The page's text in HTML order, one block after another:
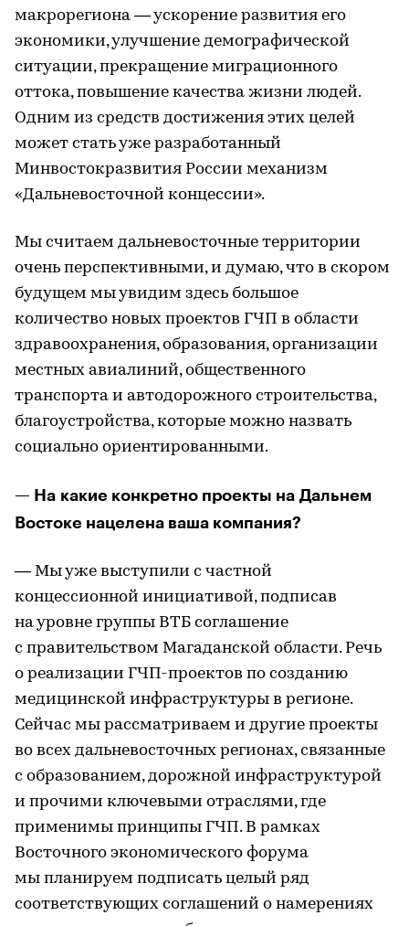
макрорегиона — ускорение развития его
экономики, улучшение демографической
ситуации, прекращение миграционного
оттока, повышение качества жизни людей.
Одним из средств достижения этих целей
может стать уже разработанный
Минвостокразвития России механизм
«Дальневосточной концессии».
Мы считаем дальневосточные территории
очень перспективными, и думаю, что в скором
будущем мы увидим здесь большое
количество новых проектов ГЧП в области
здравоохранения, образования, организации
местных авиалиний, общественного
транспорта и автодорожного строительства,
благоустройства, которые можно назвать
социально ориентированными.
— На какие конкретно проекты на Дальнем
Востоке нацелена ваша компания?
— Мы уже выступили с частной
концессионной инициативой, подписав
на уровне группы ВТБ соглашение
с правительством Магаданской области. Речь
о реализации ГЧП-проектов по созданию
медицинской инфраструктуры в регионе.
Сейчас мы рассматриваем и другие проекты
во всех дальневосточных регионах, связанные
с образованием, дорожной инфраструктурой
и прочими ключевыми отраслями, где
применимы принципы ГЧП. В рамках
Восточного экономического форума
мы планируем подписать целый ряд
соответствующих соглашений о намерениях